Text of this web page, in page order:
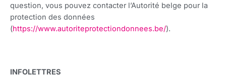
question, vous pouvez contacter l’Autorité belge pour la
protection des données
(https://www.autoriteprotectiondonnees.be/).
INFOLETTRES